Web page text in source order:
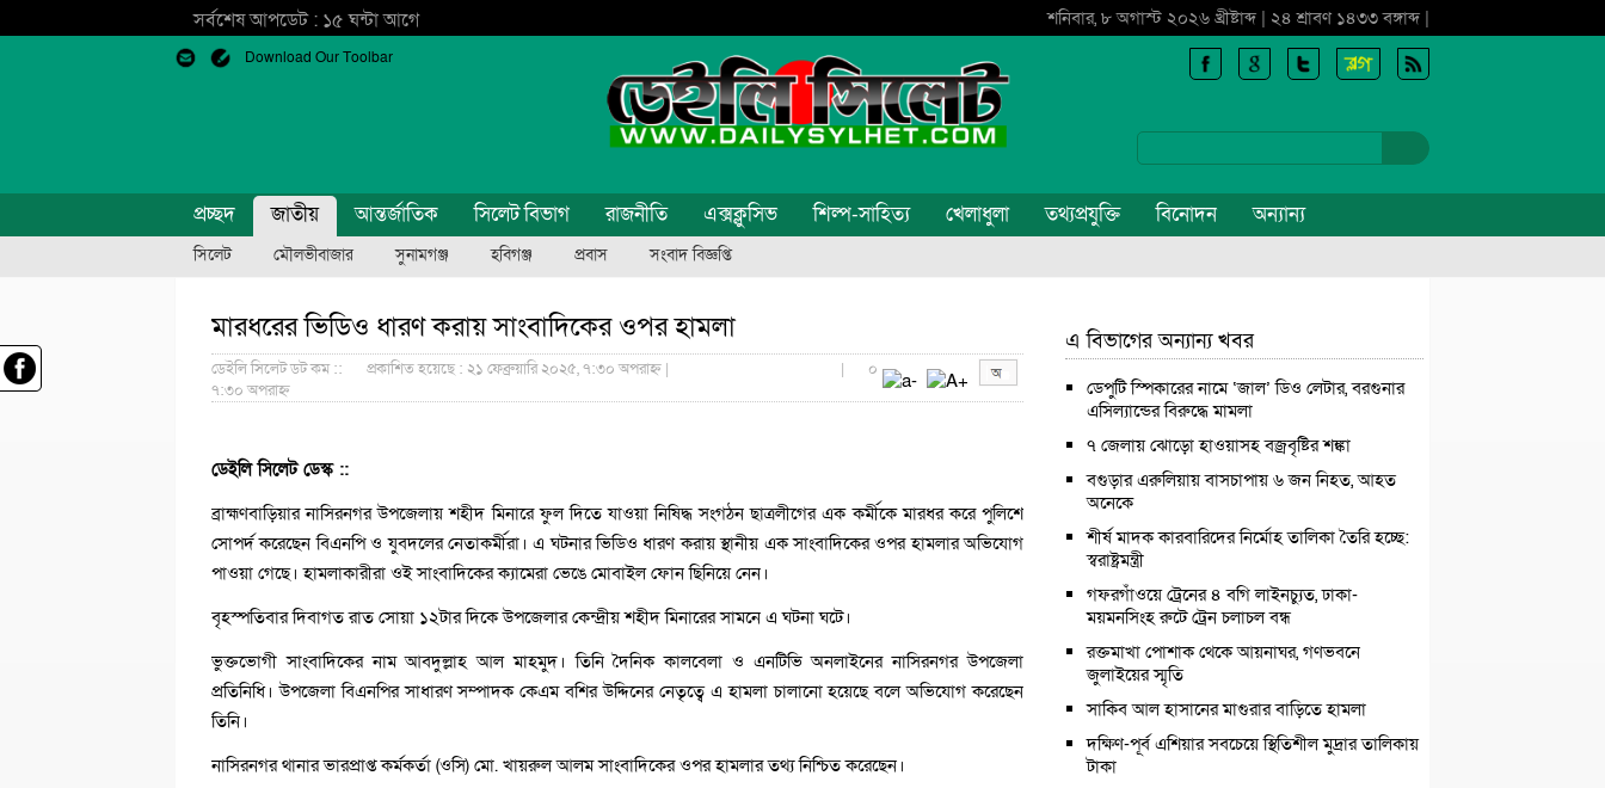
সর্বশেষ আপডেট : ১৫ ঘন্টা আগে শনিবার, ৮ অগাস্ট ২০২৬ খ্রীষ্টাব্দ | ২৪ শ্রাবণ ১৪৩৩ বঙ্গাব্দ |
Download Our Toolbar
প্রচ্ছদ জাতীয় আন্তর্জাতিক সিলেট বিভাগ রাজনীতি এক্সক্লুসিভ শিল্প-সাহিত্য খেলাধুলা তথ্যপ্রযুক্তি বিনোদন অন্যান্য
সিলেট মৌলভীবাজার সুনামগঞ্জ হবিগঞ্জ প্রবাস সংবাদ বিজ্ঞপ্তি
মারধরের ভিডিও ধারণ করায় সাংবাদিকের ওপর হামলা
ডেইলি সিলেট ডট কম ::
প্রকাশিত হয়েছে : ২১ ফেব্রুয়ারি ২০২৫, ৭:৩০ অপরাহ্ন |
৭:৩০ অপরাহ্ন
| ০
ডেইলি সিলেট ডেস্ক ::
ব্রাহ্মণবাড়িয়ার নাসিরনগর উপজেলায় শহীদ মিনারে ফুল দিতে যাওয়া নিষিদ্ধ সংগঠন ছাত্রলীগের এক কর্মীকে মারধর করে পুলিশে
সোপর্দ করেছেন বিএনপি ও যুবদলের নেতাকর্মীরা। এ ঘটনার ভিডিও ধারণ করায় স্থানীয় এক সাংবাদিকের ওপর হামলার অভিযোগ
পাওয়া গেছে। হামলাকারীরা ওই সাংবাদিকের ক্যামেরা ভেঙে মোবাইল ফোন ছিনিয়ে নেন।
বৃহস্পতিবার দিবাগত রাত সোয়া ১২টার দিকে উপজেলার কেন্দ্রীয় শহীদ মিনারের সামনে এ ঘটনা ঘটে।
ভুক্তভোগী সাংবাদিকের নাম আবদুল্লাহ আল মাহমুদ। তিনি দৈনিক কালবেলা ও এনটিভি অনলাইনের নাসিরনগর উপজেলা
প্রতিনিধি। উপজেলা বিএনপির সাধারণ সম্পাদক কেএম বশির উদ্দিনের নেতৃত্বে এ হামলা চালানো হয়েছে বলে অভিযোগ করেছেন
তিনি।
নাসিরনগর থানার ভারপ্রাপ্ত কর্মকর্তা (ওসি) মো. খায়রুল আলম সাংবাদিকের ওপর হামলার তথ্য নিশ্চিত করেছেন।
এ বিভাগের অন্যান্য খবর
ডেপুটি স্পিকারের নামে ‘জাল’ ডিও লেটার, বরগুনার
এসিল্যান্ডের বিরুদ্ধে মামলা
৭ জেলায় ঝোড়ো হাওয়াসহ বজ্রবৃষ্টির শঙ্কা
বগুড়ার এরুলিয়ায় বাসচাপায় ৬ জন নিহত, আহত
অনেকে
শীর্ষ মাদক কারবারিদের নির্মোহ তালিকা তৈরি হচ্ছে:
স্বরাষ্ট্রমন্ত্রী
গফরগাঁওয়ে ট্রেনের ৪ বগি লাইনচ্যুত, ঢাকা-
ময়মনসিংহ রুটে ট্রেন চলাচল বন্ধ
রক্তমাখা পোশাক থেকে আয়নাঘর, গণভবনে
জুলাইয়ের স্মৃতি
সাকিব আল হাসানের মাগুরার বাড়িতে হামলা
দক্ষিণ-পূর্ব এশিয়ার সবচেয়ে স্থিতিশীল মুদ্রার তালিকায়
টাকা